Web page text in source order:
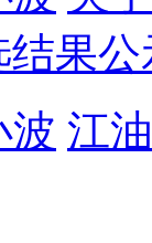
果
波 江